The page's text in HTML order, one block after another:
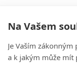
Na Vašem
Je Vaším
a k jakým může mít